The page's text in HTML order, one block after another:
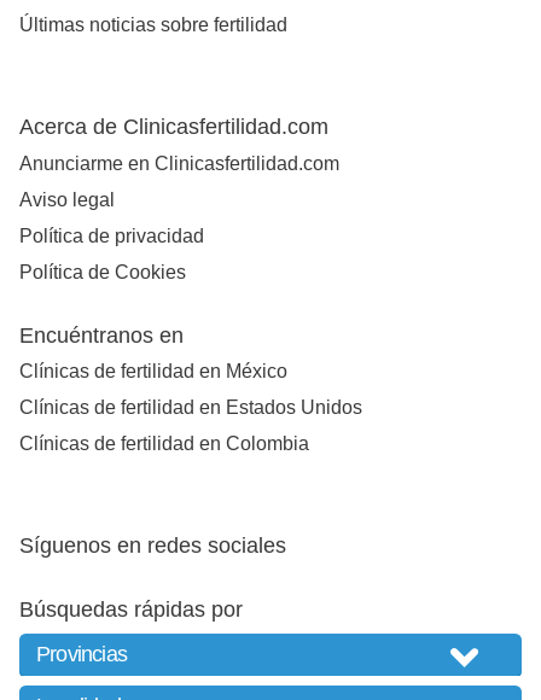
Últimas noticias sobre fertilidad
Acerca de Clinicasfertilidad.com
Anunciarme en Clinicasfertilidad.com
Aviso legal
Política de privacidad
Política de Cookies
Encuéntranos en
Clínicas de fertilidad en México
Clínicas de fertilidad en Estados Unidos
Clínicas de fertilidad en Colombia
Síguenos en redes sociales
Búsquedas rápidas por